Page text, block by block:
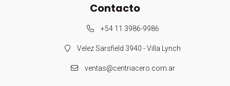
Contacto
+54 11 3986-9986
Velez Sarsfield 3940 - Villa Lynch
ventas@centriacero.com.ar